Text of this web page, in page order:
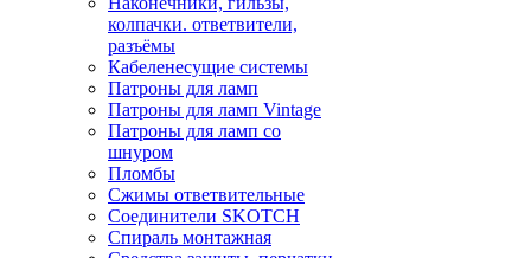
колпачки. ответвители,
разъёмы
Кабеленесущие системы
Патроны для ламп
Патроны для ламп Vintage
Патроны для ламп со
шнуром
Пломбы
Сжимы ответвительные
Соединители SKOTCH
Спираль монтажная